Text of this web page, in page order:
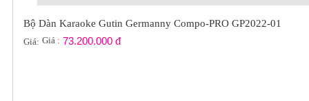
Bộ Dàn Karaoke Gutin Germanny Compo-PRO GP2022-01
Giá: Giá : 73.200.000 đ